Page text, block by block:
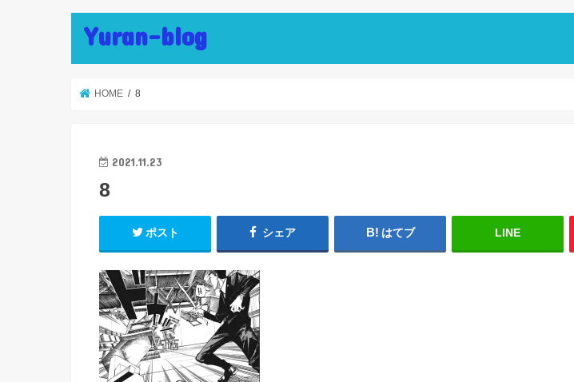
Yuran-blog
HOME 8
2021.11.23
8
ポスト シェア はてブ LINE